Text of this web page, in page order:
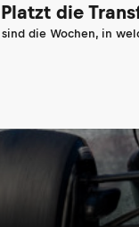
die
die Wochen, in